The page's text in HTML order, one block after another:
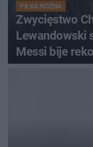
PIŁKA NOŻNA
Zwycięstwo
Lewandowski
Messi bije